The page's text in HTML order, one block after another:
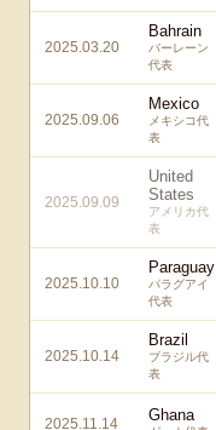
2025.03.20
Bahrain
バーレーン
代表
2025.09.06
Mexico
メキシコ代
表
2025.09.09
United
States
アメリカ代
表
2025.10.10
Paraguay
パラグアイ
代表
2025.10.14
Brazil
ブラジル代
表
2025.11.14 Ghana